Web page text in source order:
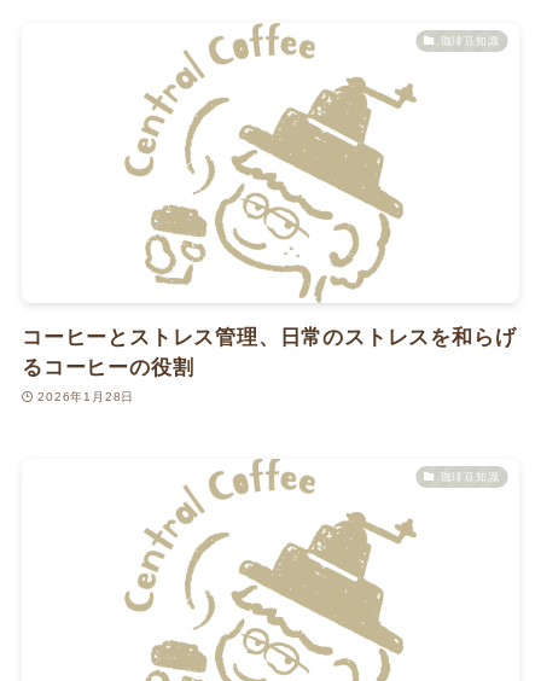
珈琲豆知識
コーヒーとストレス管理、日常のストレスを和らげ
るコーヒーの役割
2026年1月28日
珈琲豆知識